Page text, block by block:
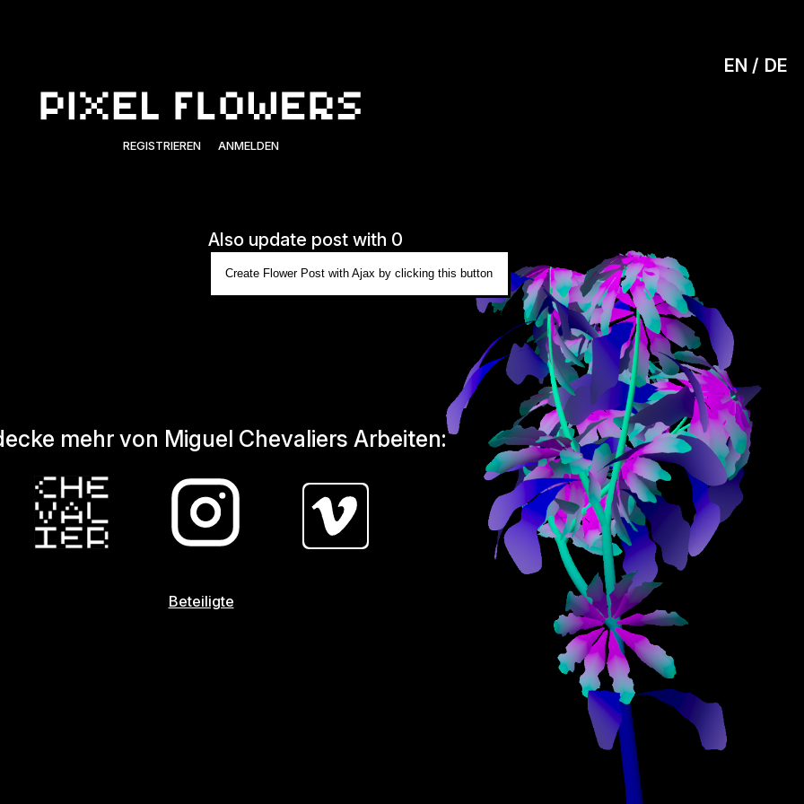
REGISTRIEREN ANMELDEN
EN DE
Also update post with 0
Create Flower Post with Ajax by clicking this button
mehr von Miguel Chevaliers Arbeiten:
Beteiligte